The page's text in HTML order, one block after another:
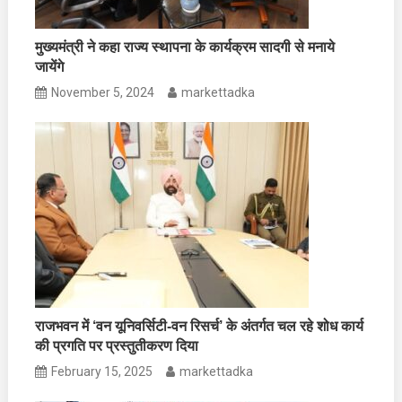
मुख्यमंत्री ने कहा राज्य स्थापना के कार्यक्रम सादगी से मनाये
जायेंगे
November 5, 2024 markettadka
राजभवन में ‘वन यूनिवर्सिटी-वन रिसर्च’ के अंतर्गत चल रहे शोध कार्य
की प्रगति पर प्रस्तुतीकरण दिया
February 15, 2025 markettadka